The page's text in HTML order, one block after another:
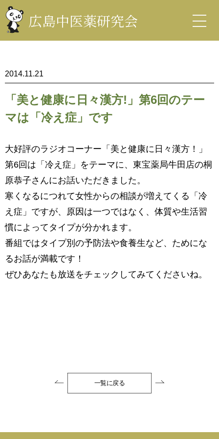
ン
テ
ン
ツ
を
広島中医薬研究会
中医薬研究会
2014.11.21
「美と健康に日々漢方!」第6回のテー
マは「冷え症」です
大好評のラジオコーナー「美と健康に日々漢方！」
第6回は「冷え症」をテーマに、東宝薬局牛田店の桐
原恭子さんにお話いただきました。
寒くなるにつれて女性からの相談が増えてくる「冷
え症」ですが、原因は一つではなく、体質や生活習
慣によってタイプが分かれます。
番組ではタイプ別の予防法や食養生など、ためにな
るお話が満載です！
ぜひあなたも放送をチェックしてみてくださいね。
一覧に戻る